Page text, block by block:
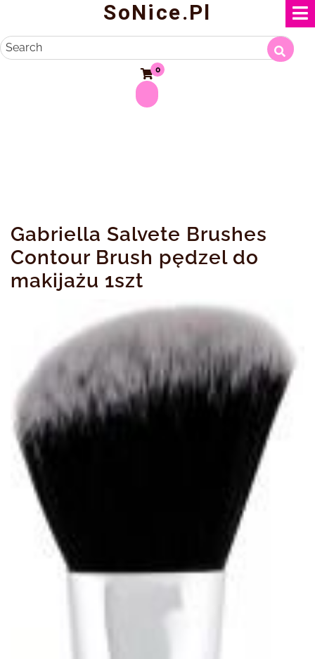
content
SoNice.pl
Search
0
Gabriella Salvete Brushes
Contour Brush pędzel do
makijażu 1szt